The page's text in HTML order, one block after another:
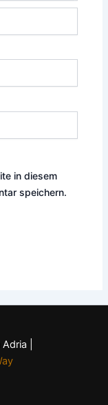
in diesem
speichern.
|